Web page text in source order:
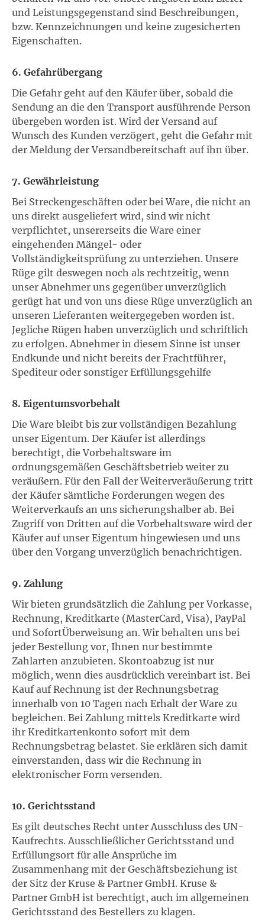
und Leistungsgegenstand sind Beschreibungen,
bzw. Kennzeichnungen und keine zugesicherten
Eigenschaften.
6. Gefahrübergang
Die Gefahr geht auf den Käufer über, sobald die
Sendung an die den Transport ausführende Person
übergeben worden ist. Wird der Versand auf
Wunsch des Kunden verzögert, geht die Gefahr mit
der Meldung der Versandbereitschaft auf ihn über.
7. Gewährleistung
Bei Streckengeschäften oder bei Ware, die nicht an
uns direkt ausgeliefert wird, sind wir nicht
verpflichtet, unsererseits die Ware einer
eingehenden Mängel- oder
Vollständigkeitsprüfung zu unterziehen. Unsere
Rüge gilt deswegen noch als rechtzeitig, wenn
unser Abnehmer uns gegenüber unverzüglich
gerügt hat und von uns diese Rüge unverzüglich an
unseren Lieferanten weitergegeben worden ist.
Jegliche Rügen haben unverzüglich und schriftlich
zu erfolgen. Abnehmer in diesem Sinne ist unser
Endkunde und nicht bereits der Frachtführer,
Spediteur oder sonstiger Erfüllungsgehilfe
8. Eigentumsvorbehalt
Die Ware bleibt bis zur vollständigen Bezahlung
unser Eigentum. Der Käufer ist allerdings
berechtigt, die Vorbehaltsware im
ordnungsgemäßen Geschäftsbetrieb weiter zu
veräußern. Für den Fall der Weiterveräußerung tritt
der Käufer sämtliche Forderungen wegen des
Weiterverkaufs an uns sicherungshalber ab. Bei
Zugriff von Dritten auf die Vorbehaltsware wird der
Käufer auf unser Eigentum hingewiesen und uns
über den Vorgang unverzüglich benachrichtigen.
9. Zahlung
Wir bieten grundsätzlich die Zahlung per Vorkasse,
Rechnung, Kreditkarte (MasterCard, Visa), PayPal
und SofortÜberweisung an. Wir behalten uns bei
jeder Bestellung vor, Ihnen nur bestimmte
Zahlarten anzubieten. Skontoabzug ist nur
möglich, wenn dies ausdrücklich vereinbart ist. Bei
Kauf auf Rechnung ist der Rechnungsbetrag
innerhalb von 10 Tagen nach Erhalt der Ware zu
begleichen. Bei Zahlung mittels Kreditkarte wird
ihr Kreditkartenkonto sofort mit dem
Rechnungsbetrag belastet. Sie erklären sich damit
einverstanden, dass wir die Rechnung in
elektronischer Form versenden.
10. Gerichtsstand
Es gilt deutsches Recht unter Ausschluss des UN-
Kaufrechts. Ausschließlicher Gerichtsstand und
Erfüllungsort für alle Ansprüche im
Zusammenhang mit der Geschäftsbeziehung ist
der Sitz der Kruse & Partner GmbH. Kruse &
Partner GmbH ist berechtigt, auch im allgemeinen
Gerichtsstand des Bestellers zu klagen.